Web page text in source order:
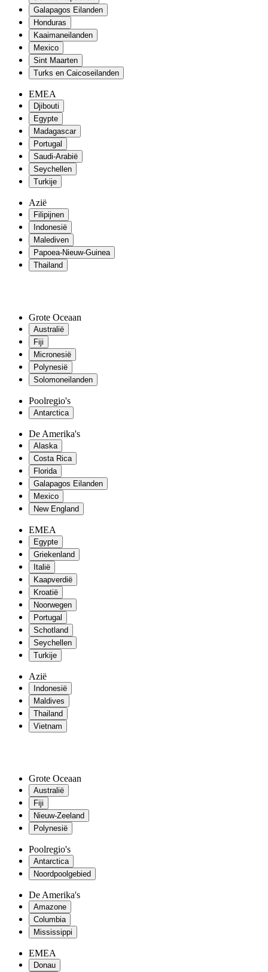
Galapagos Eilanden
Honduras
Kaaimaneilanden
Mexico
Sint Maarten
Turks en Caicoseilanden
EMEA
Djibouti
Egypte
Madagascar
Portugal
Saudi-Arabië
Seychellen
Turkije
Azië
Filipijnen
Indonesië
Malediven
Papoea-Nieuw-Guinea
Thailand
Grote Oceaan
Australië
Fiji
Micronesië
Polynesië
Solomoneilanden
Poolregio's
Antarctica
De Amerika's
Alaska
Costa Rica
Florida
Galapagos Eilanden
Mexico
New England
EMEA
Egypte
Griekenland
Italië
Kaapverdië
Kroatië
Noorwegen
Portugal
Schotland
Seychellen
Turkije
Azië
Indonesië
Maldives
Thailand
Vietnam
Grote Oceaan
Australië
Fiji
Nieuw-Zeeland
Polynesië
Poolregio's
Antarctica
Noordpoolgebied
De Amerika's
Amazone
Columbia
Mississippi
EMEA
Donau